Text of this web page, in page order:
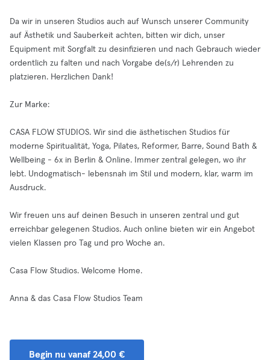
Da wir in unseren Studios auch auf Wunsch unserer Community
auf Ästhetik und Sauberkeit achten, bitten wir dich, unser
Equipment mit Sorgfalt zu desinfizieren und nach Gebrauch wieder
ordentlich zu falten und nach Vorgabe de(s/r) Lehrenden zu
platzieren. Herzlichen Dank!
Zur Marke:
CASA FLOW STUDIOS. Wir sind die ästhetischen Studios für
moderne Spiritualität, Yoga, Pilates, Reformer, Barre, Sound Bath &
Wellbeing - 6x in Berlin & Online. Immer zentral gelegen, wo ihr
lebt. Undogmatisch- lebensnah im Stil und modern, klar, warm im
Ausdruck.
Wir freuen uns auf deinen Besuch in unseren zentral und gut
erreichbar gelegenen Studios. Auch online bieten wir ein Angebot
vielen Klassen pro Tag und pro Woche an.
Casa Flow Studios. Welcome Home.
Anna & das Casa Flow Studios Team
Begin nu vanaf 24,00 €